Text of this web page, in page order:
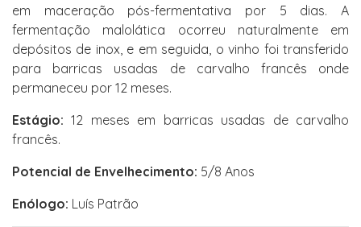
em maceração pós-fermentativa por 5 dias. A
fermentação malolática ocorreu naturalmente em
depósitos de inox, e em seguida, o vinho foi transferido
para barricas usadas de carvalho francês onde
permaneceu por 12 meses.
Estágio: 12 meses em barricas usadas de carvalho
francês.
Potencial de Envelhecimento: 5/8 Anos
Enólogo: Luís Patrão